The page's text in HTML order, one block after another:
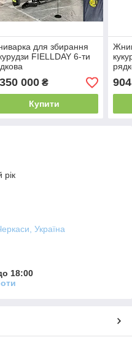
для збирання
FIELLDAY 6-ти
000₴
Купити
рік
Україна
18:00